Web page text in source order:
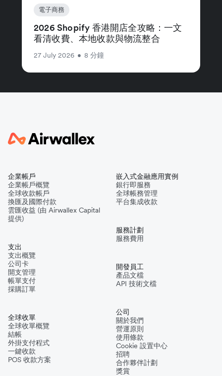
電子商務
2026 Shopify 香港開店全攻略：一文
看清收費、本地收款與物流整合
27 July 2026 • 8 分鐘
企業帳戶
企業帳戶概覽
全球收款帳戶
換匯及國際付款
雲匯收益 (由 Airwallex Capital
提供)
支出
支出概覽
公司卡
開支管理
帳單支付
採購訂單
全球收單
全球收單概覽
結帳
外掛支付程式
一鍵收款
POS 收款方案
嵌入式金融應用實例
銀行即服務
全球帳務管理
平台集成收款
服務計劃
服務費用
開發員工
產品文檔
API 技術文檔
公司
關於我們
營運原則
使用條款
Cookie 設置中心
招聘
合作夥伴計劃
獎賞